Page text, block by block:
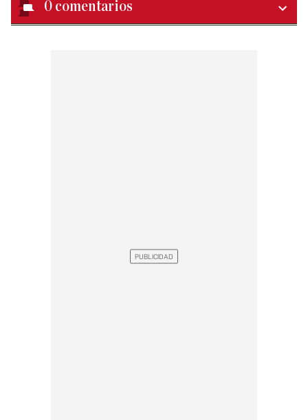
0 comentarios